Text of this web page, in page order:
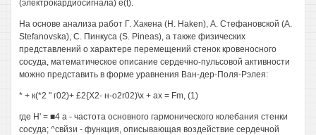
(электрокардиосигнала) e(t).
На основе анализа работ Г. Хакена (Н. Haken), А. Стефановской (А.
Stefanovska), С. Пинкуса (S. Pineas), а также физических
представлений о характере перемещений стенок кровеносного
сосуда, математическое описание сердечно-пульсовой активности
можно представить в форме уравнения Ван-дер-Поля-Рэлея:
* + к(*2 " г02)+ £2{Х2- н-о2r02)\x + ax = Fm, (1)
где Н' = ■4 а - частота основного гармонического колебания стенки
сосуда; ^свйзи - функция, описывающая воздействие сердечной